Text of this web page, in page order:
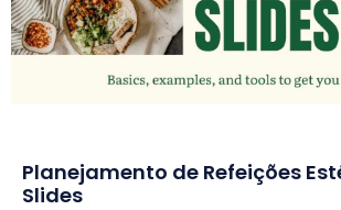
Planejamento de Refeições
Slides